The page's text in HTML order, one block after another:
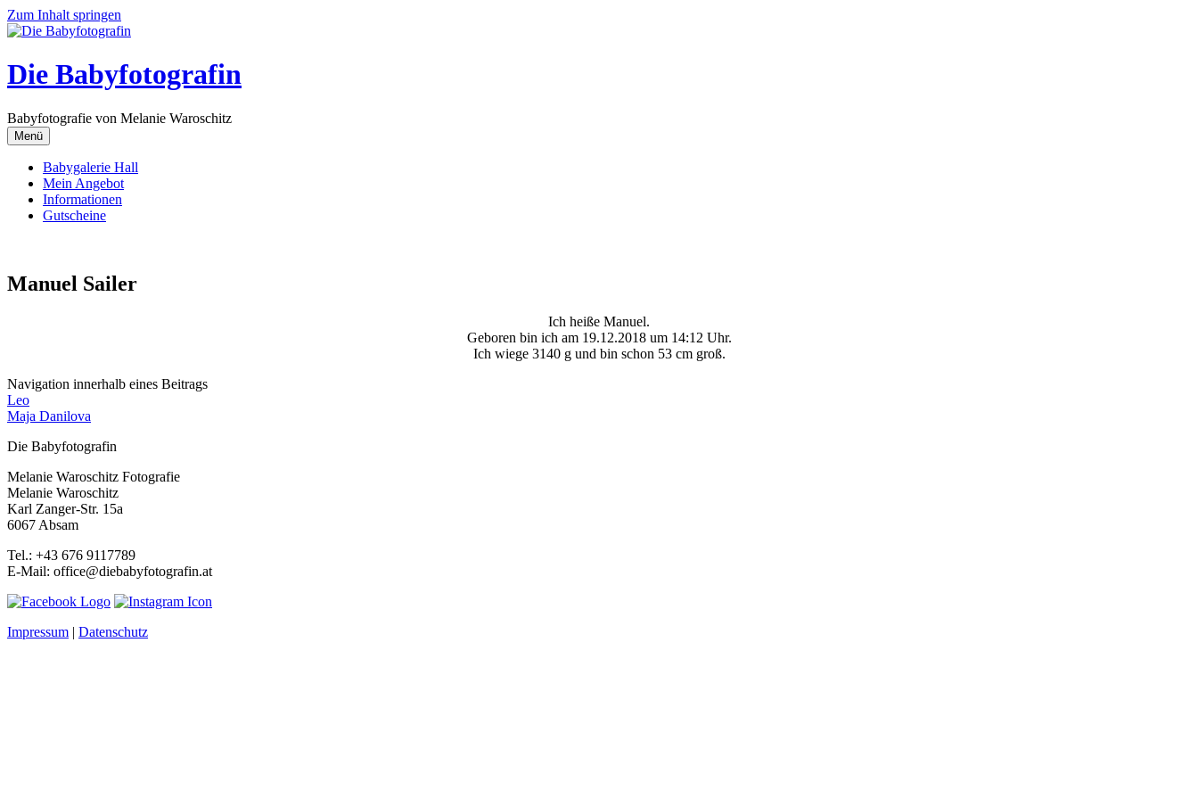
Zum Inhalt springen
Die Babyfotografin
Babyfotografie von Melanie Waroschitz
Menü
Babygalerie Hall
Mein Angebot
Informationen
Gutscheine
Manuel Sailer
Ich heiße Manuel.
Geboren bin ich am 19.12.2018 um 14:12 Uhr.
Ich wiege 3140 g und bin schon 53 cm groß.
Navigation innerhalb eines Beitrags
Leo
Maja Danilova
Die Babyfotografin
Melanie Waroschitz Fotografie
Melanie Waroschitz
Karl Zanger-Str. 15a
6067 Absam
Tel.: +43 676 9117789
E-Mail: office@diebabyfotografin.at
Impressum | Datenschutz